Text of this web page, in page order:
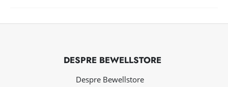
DESPRE BEWELLSTORE
Despre Bewellstore